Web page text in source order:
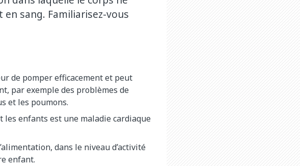
sang. Familiarisez-vous
de pomper efficacement et peut
par exemple des problèmes de
et les poumons.
les enfants est une maladie cardiaque
dans le niveau d’activité
enfant.